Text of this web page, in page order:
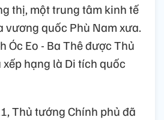
thị, một trung tâm kinh tế
vương quốc Phù Nam xưa.
Óc Eo - Ba Thê được Thủ
hạng là Di tích quốc
Thủ tướng Chính phủ đã